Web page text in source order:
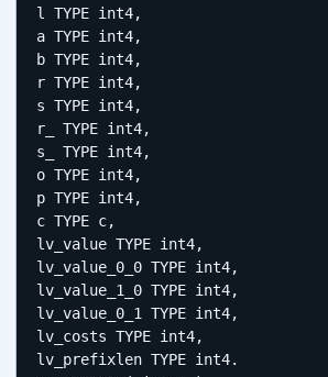
l TYPE int4,
a TYPE int4,
b TYPE int4,
r TYPE int4,
s TYPE int4,
r_ TYPE int4,
s_ TYPE int4,
o TYPE int4,
p TYPE int4,
c TYPE c,
lv_value TYPE int4,
lv_value_0_0 TYPE int4,
lv_value_1_0 TYPE int4,
lv_value_0_1 TYPE int4,
lv_costs TYPE int4,
lv_prefixlen TYPE int4.